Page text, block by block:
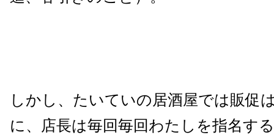
しかし、たいていの居酒屋では販促
に、店長は毎回毎回わたしを指名す